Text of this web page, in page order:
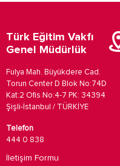
Türk Eğitim Vakfı
Genel Müdürlük
Fulya Mah. Büyükdere Cad.
Torun Center D Blok No:74D
Kat:2 Ofis No:4-7 PK: 34394
Şişli-İstanbul / TÜRKİYE
Telefon
444 0 838
İletişim Formu